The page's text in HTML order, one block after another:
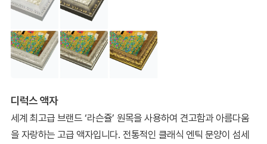
디럭스 액자
세계 최고급 브랜드 ‘라슨쥴’ 원목을 사용하여 견고함과 아름다움
을 자랑하는 고급 액자입니다. 전통적인 클래식 엔틱 문양이 섬세